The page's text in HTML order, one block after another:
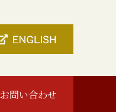
お問い合わせ